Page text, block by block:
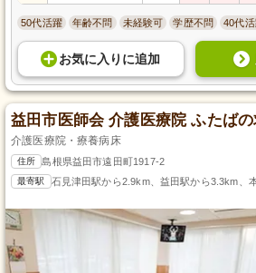
50代活躍 年齢不問 未経験可 学歴不問 40代
お気に入り に追加
益田市医師会 介護医療院 ふたばの
介護医療院・療養病床
住所 島根県益田市遠田町1917-2
最寄駅 石見津田駅から2.9km、益田駅から3.3km、